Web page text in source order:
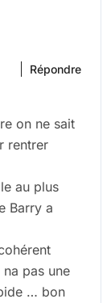
on ne sait
rentrer
au plus
Barry a
pas une
… bon
Répondre